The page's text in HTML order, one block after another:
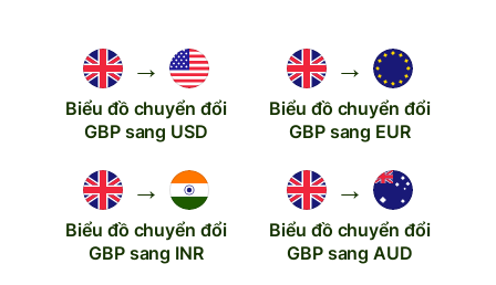
→
Biểu đồ chuyển đổi
GBP sang USD
→
Biểu đồ chuyển đổi
GBP sang EUR
→
Biểu đồ chuyển đổi
GBP sang INR
→
Biểu đồ chuyển đổi
GBP sang AUD